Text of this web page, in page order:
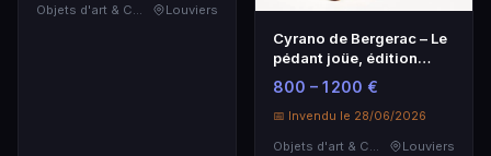
Louviers
Cyrano de Bergerac – Le
pédant joüe, édition
1660, reliure maroquin
800 – 1 200 €
📅 Invendu le 28/06/2026
Objets d'art & Curiosités
Louviers